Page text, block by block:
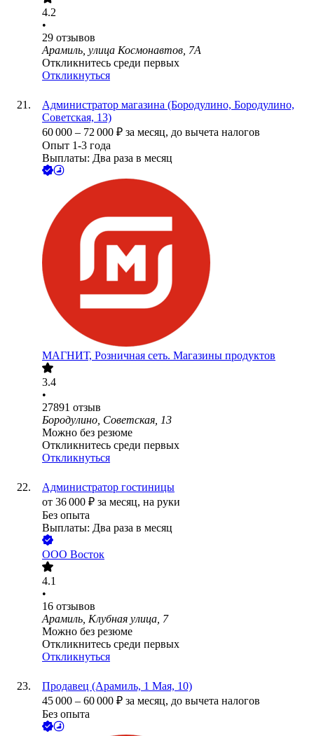
4.2
•
29 отзывов
Арамиль, улица Космонавтов, 7А
Откликнитесь среди первых
Откликнуться
Администратор магазина (Бородулино, Бородулино,
Советская, 13)
60 000 – 72 000 ₽ за месяц, до вычета налогов
Опыт 1-3 года
Выплаты: Два раза в месяц
МАГНИТ, Розничная сеть. Магазины продуктов
3.4
•
27891 отзыв
Бородулино, Советская, 13
Можно без резюме
Откликнитесь среди первых
Откликнуться
Администратор гостиницы
от 36 000 ₽ за месяц, на руки
Без опыта
Выплаты: Два раза в месяц
ООО Восток
4.1
•
16 отзывов
Арамиль, Клубная улица, 7
Можно без резюме
Откликнитесь среди первых
Откликнуться
Продавец (Арамиль, 1 Мая, 10)
45 000 – 60 000 ₽ за месяц, до вычета налогов
Без опыта